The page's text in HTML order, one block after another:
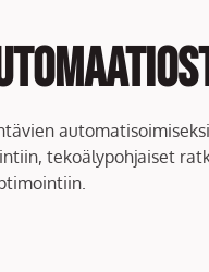
tekoälypohjaiset